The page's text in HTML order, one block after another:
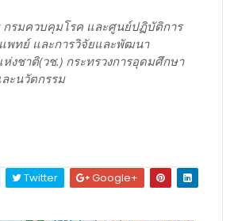
กรมควบคุมโรค และศูนย์ปฏิบัติการ
พทย์ และการวิจัยและพัฒนา
งชาติ(วช.) กระทรวงการอุดมศึกษา
ะนวัตกรรม
Twitter Google+